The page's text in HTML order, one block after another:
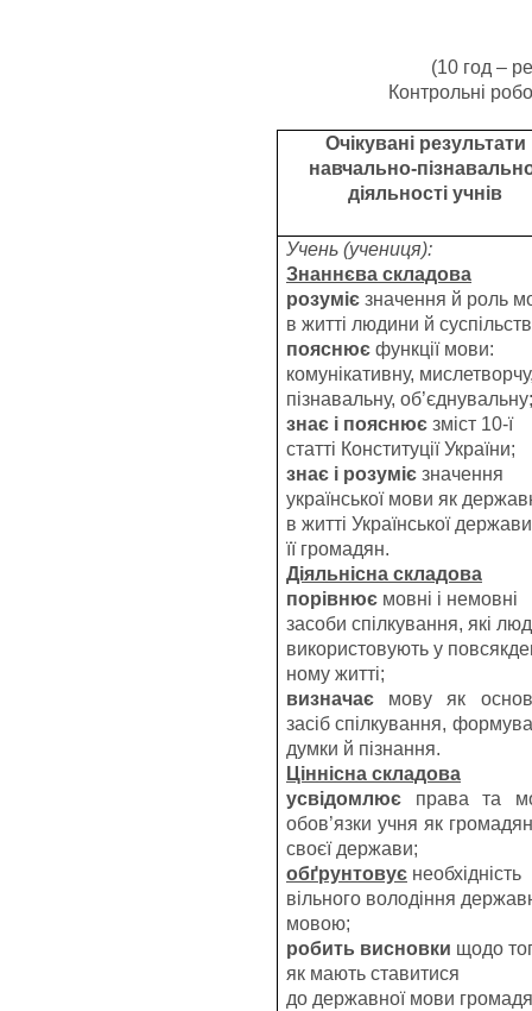
(10 год –
Контрольні
Очікувані результати
навчально-
діяльності учнів
Учень (учениця):
Знаннєва складова
розуміє значення й роль
в житті людини й
пояснює функції мови:
комунікативну,
пізнавальну, об’єднувальну;
знає і пояснює зміст 10-ї
статті Конституції України;
знає і розуміє значення
української мови як
в житті Української
її громадян.
Діяльнісна складова
порівнює мовні і немовні
засоби спілкування, які
використовують у
ному житті;
визначає мову як
засіб спілкування,
думки й пізнання.
Ціннісна складова
усвідомлює права та
обов’язки учня як
своєї держави;
обґрунтовує необхідність
вільного володіння
мовою;
робить висновки щодо
як мають ставитися
до державної мови